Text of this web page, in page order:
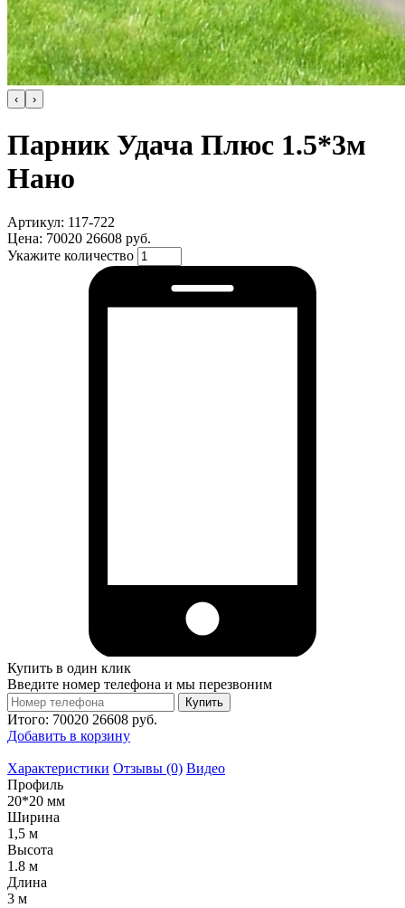
‹ ›
Парник Удача Плюс 1.5*3м
Нано
Артикул: 117-722
Цена: 70020 26608 руб.
Укажите количество
Купить в один клик
Введите номер телефона и мы перезвоним
Купить
Итого: 70020 26608 руб.
Добавить в корзину
Характеристики Отзывы (0) Видео
Профиль
20*20 мм
Ширина
1,5 м
Высота
1.8 м
Длина
3 м